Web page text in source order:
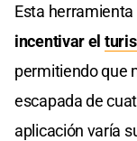
Esta
incentivar el
permitiendo que
escapada de
aplicación varía